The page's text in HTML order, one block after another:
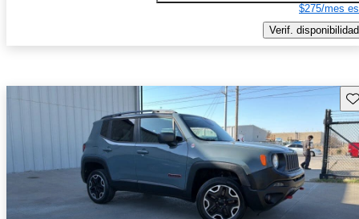
$275/mes
Verif. disponibilidad